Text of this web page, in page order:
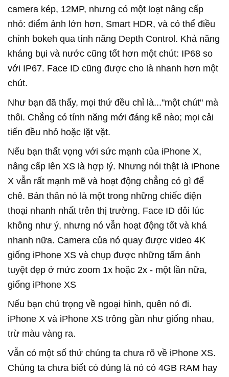
camera kép, 12MP, nhưng có một loạt nâng cấp
nhỏ: điểm ảnh lớn hơn, Smart HDR, và có thể điều
chỉnh bokeh qua tính năng Depth Control. Khả năng
kháng bụi và nước cũng tốt hơn một chút: IP68 so
với IP67. Face ID cũng được cho là nhanh hơn một
chút.
Như bạn đã thấy, mọi thứ đều chỉ là..."một chút" mà
thôi. Chẳng có tính năng mới đáng kể nào; mọi cải
tiến đều nhỏ hoặc lặt vặt.
Nếu bạn thất vọng với sức mạnh của iPhone X,
nâng cấp lên XS là hợp lý. Nhưng nói thật là iPhone
X vẫn rất mạnh mẽ và hoạt động chẳng có gì để
chê. Bản thân nó là một trong những chiếc điện
thoại nhanh nhất trên thị trường. Face ID đôi lúc
không như ý, nhưng nó vẫn hoạt động tốt và khá
nhanh nữa. Camera của nó quay được video 4K
giống iPhone XS và chụp được những tấm ảnh
tuyệt đẹp ở mức zoom 1x hoặc 2x - một lần nữa,
giống iPhone XS
Nếu bạn chú trọng về ngoại hình, quên nó đi.
iPhone X và iPhone XS trông gần như giống nhau,
trừ màu vàng ra.
Vẫn có một số thứ chúng ta chưa rõ về iPhone XS.
Chúng ta chưa biết có đúng là nó có 4GB RAM hay